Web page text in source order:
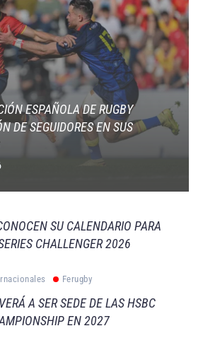
ESPAÑOLA DE RUGBY
DE SEGUIDORES EN SUS
SU CALENDARIO PARA
CHALLENGER 2026
Ferugby
A SER SEDE DE LAS HSBC
EN 2027